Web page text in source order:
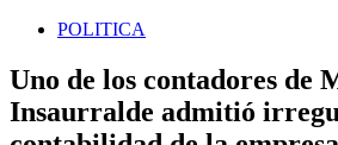
POLITICA
Uno de los contadores de
Insaurralde admitió